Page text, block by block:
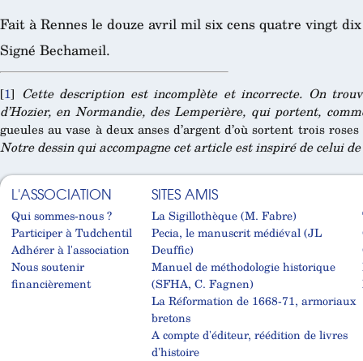
Fait à Rennes le douze avril mil six cens quatre vingt
Signé Bechameil.
[1] Cette description est incomplète et incorrecte. On
d’Hozier, en Normandie, des Lemperière, qui portent,
gueules au vase à deux anses d’argent d’où sortent trois
Notre dessin qui accompagne cet article est inspiré de celui
L'ASSOCIATION
Qui sommes-nous ?
Participer à Tudchentil
Adhérer à l'association
Nous soutenir
financièrement
SITES AMIS
La Sigillothèque (M. Fabre)
Pecia, le manuscrit médiéval (JL
Deuffic)
Manuel de méthodologie historique
(SFHA, C. Fagnen)
La Réformation de 1668-71, armoriaux
bretons
A compte d'éditeur, réédition de livres
d'histoire